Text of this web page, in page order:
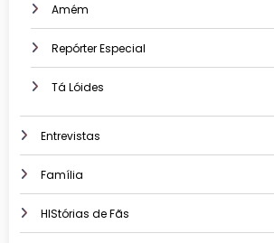
Amém
Repórter Especial
Tá Lóides
Entrevistas
Família
HIStórias de Fãs